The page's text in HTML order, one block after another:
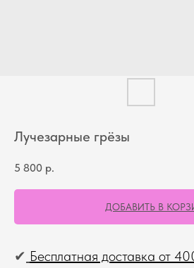
Лучезарные грёзы
5 800 р.
ДОБАВИТЬ В
✔ Бесплатная доставка от